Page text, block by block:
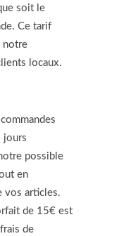
soit le
Ce tarif
notre
locaux.
commandes
jours
possible
en
vos articles.
de 15€ est
de